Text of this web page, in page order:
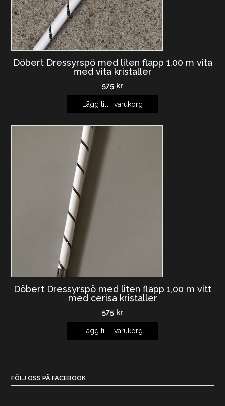
Döbert Dressyrspö med liten flapp 1,00 m vita
med vita kristaller
575 kr
Lägg till i varukorg
Döbert Dressyrspö med liten flapp 1,00 m vitt
med cerisa kristaller
575 kr
Lägg till i varukorg
FÖLJ OSS PÅ FACEBOOK